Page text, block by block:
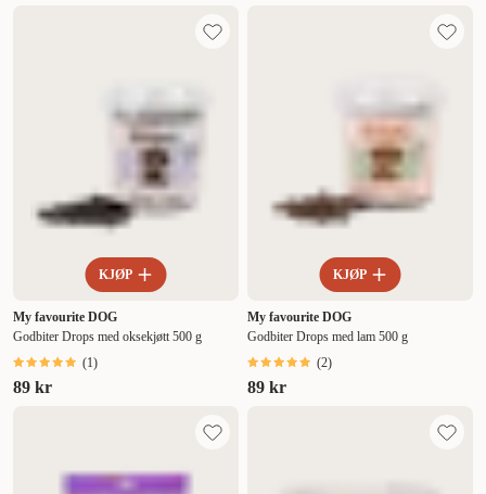
KJØP
My favourite DOG
Godbiter Drops med oksekjøtt 500 g
(1)
89 kr
KJØP
My favourite DOG
Godbiter Drops med lam 500 g
(2)
89 kr